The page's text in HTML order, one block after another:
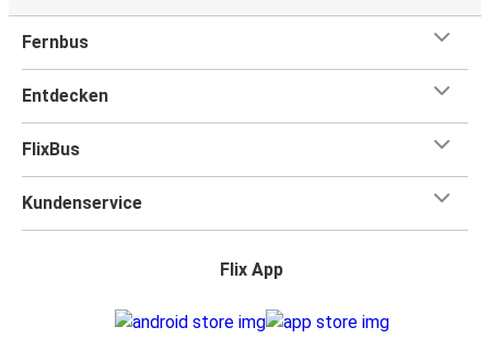
Fernbus
Entdecken
FlixBus
Kundenservice
Flix App